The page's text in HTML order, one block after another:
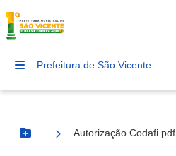
Prefeitura de São Vicente
Botão Menu
Autorização Codafi.pdf